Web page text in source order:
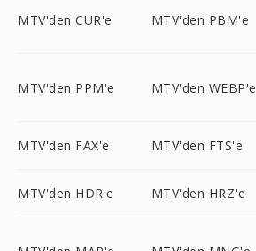
MTV'den CUR'e MTV'den PBM'e
MTV'den PPM'e MTV'den WEBP'e
MTV'den FAX'e MTV'den FTS'e
MTV'den HDR'e MTV'den HRZ'e